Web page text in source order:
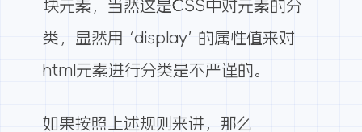
块元素，当然这是CSS中对元素的分
类，显然用 ‘display’ 的属性值来对
html元素进行分类是不严谨的。
如果按照上述规则来讲，那么